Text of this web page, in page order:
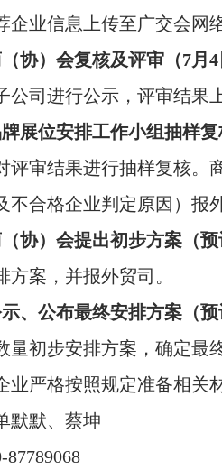
企业信息上传至广交会网
协）会复核及评审（7月4
公司进行公示，评审结果
展位安排工作小组抽样
评审结果进行抽样复核。
不合格企业判定原因）报
协）会提出初步方案（预
方案，并报外贸司。
、公布最终安排方案（预
量初步安排方案，确定最
业严格按照规定准备相关
默默、蔡坤
87789068